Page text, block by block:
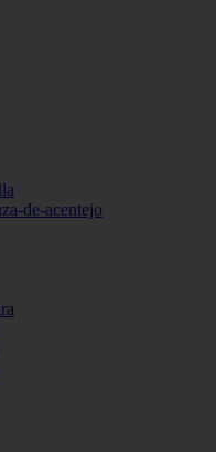
de-acentejo